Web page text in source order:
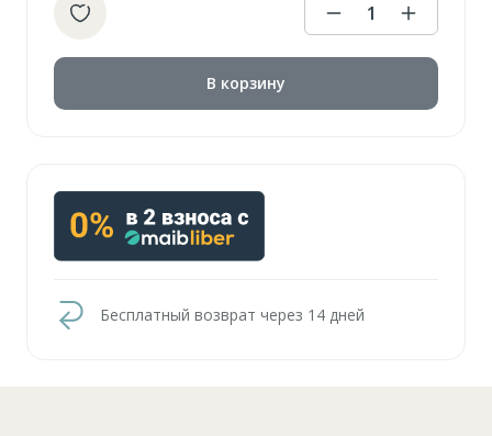
1
В корзину
Бесплатный возврат через 14 дней